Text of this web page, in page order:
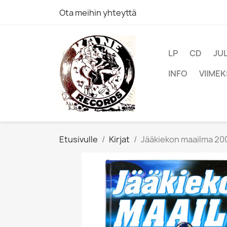
Ota meihin yhteyttä
LP CD
INFO
Etusivulle Kirjat Jääkiekon maailma